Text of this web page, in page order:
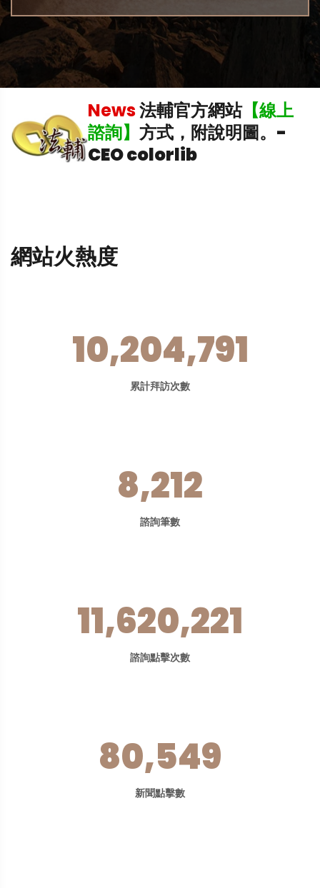
News法輔官方網站【線上
諮詢】 方式，附說明圖。 -
CEO colorlib
網站火熱度
10,204,791
累計拜訪次數
8,212
諮詢筆數
11,620,221
諮詢點擊次數
80,549
新聞點擊數